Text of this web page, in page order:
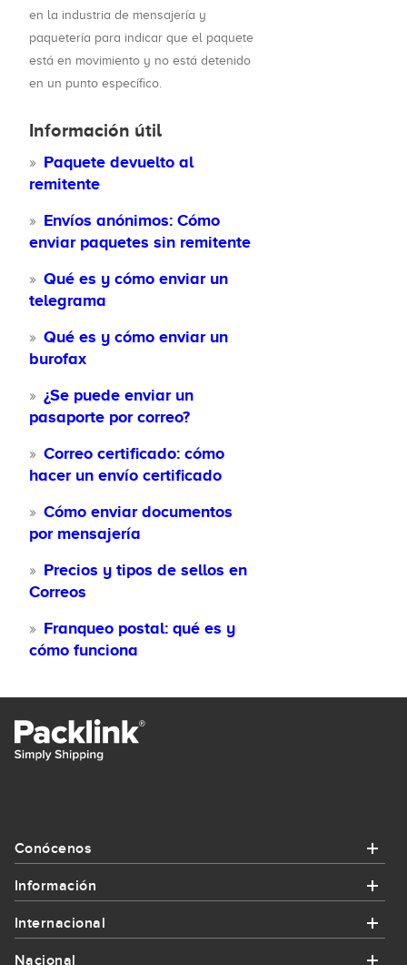
en la industria de mensajería y
paquetería para indicar que el paquete
está en movimiento y no está detenido
en un punto específico.
Información útil
Paquete devuelto al
remitente
Envíos anónimos: Cómo
enviar paquetes sin remitente
Qué es y cómo enviar un
telegrama
Qué es y cómo enviar un
burofax
¿Se puede enviar un
pasaporte por correo?
Correo certificado: cómo
hacer un envío certificado
Cómo enviar documentos
por mensajería
Precios y tipos de sellos en
Correos
Franqueo postal: qué es y
cómo funciona
Conócenos
Conócenos
Información
Información
Internacional
Nacional